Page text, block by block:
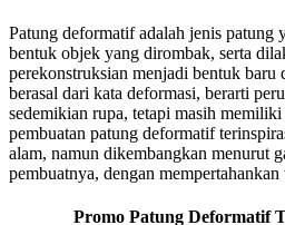
Patung deformatif adalah jenis patung
bentuk objek yang dirombak, serta
perekonstruksian menjadi bentuk
berasal dari kata deformasi, berarti
sedemikian rupa, tetapi masih
pembuatan patung deformatif
alam, namun dikembangkan menurut
pembuatnya, dengan
Promo Patung Deformatif